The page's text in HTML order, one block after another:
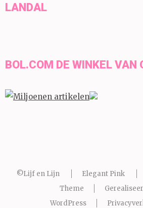
LANDAL
BOL.COM DE WINKEL VAN
©Lijf en Lijn Elegant Pink
Theme
WordPress